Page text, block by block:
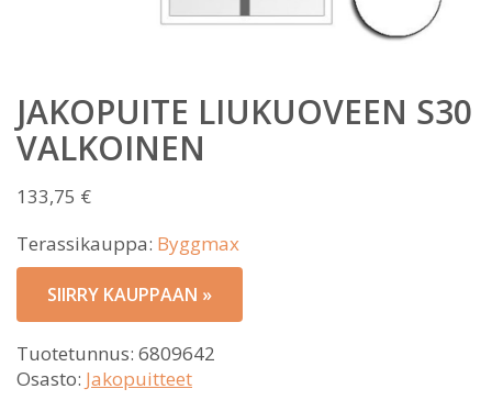
JAKOPUITE LIUKUOVEEN S30
VALKOINEN
133,75 €
Terassikauppa: Byggmax
SIIRRY KAUPPAAN »
Tuotetunnus: 6809642
Osasto: Jakopuitteet